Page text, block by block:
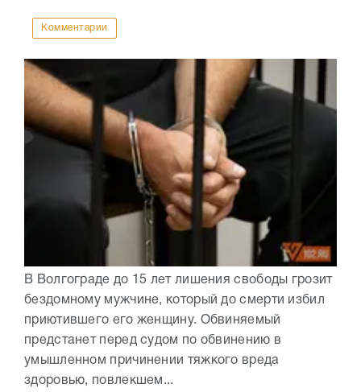
Комментарии
В Волгограде до 15 лет лишения свободы грозит
бездомному мужчине, который до смерти избил
приютившего его женщину. Обвиняемый
предстанет перед судом по обвинению в
умышленном причинении тяжкого вреда
здоровью, повлекшем...